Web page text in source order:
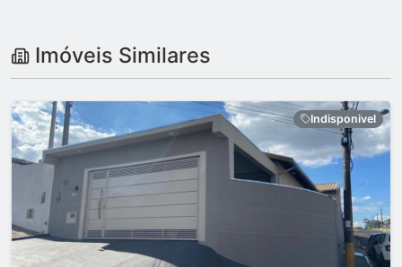
Imóveis Similares
Indisponivel